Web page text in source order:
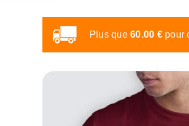
Plus que60.00 €pour